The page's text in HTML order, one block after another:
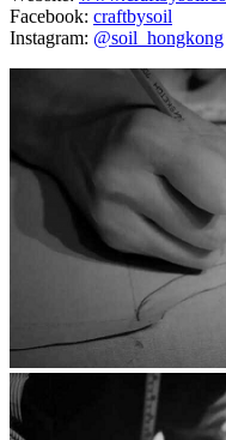
Facebook: craftbysoil
Instagram: @soil_hongkong